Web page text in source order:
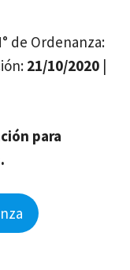
de Ordenanza:
21/10/2020 |
para